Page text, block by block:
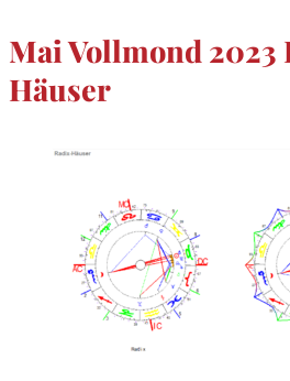
Mai Vollmond 2023
Häuser